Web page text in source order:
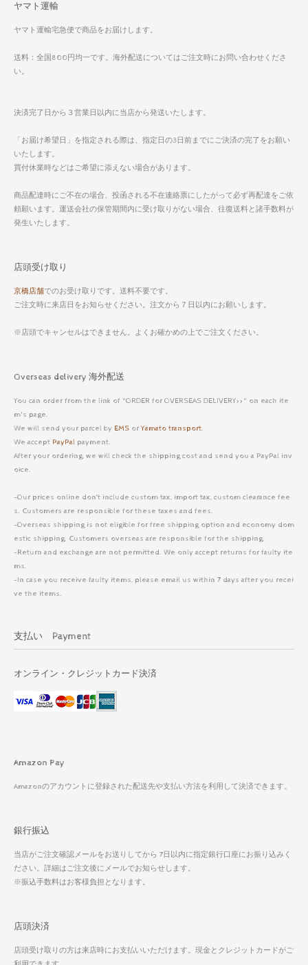
ヤマト運輸
ヤマト運輸宅急便で商品をお届けします。
送料：全国800円均一です。海外配送についてはご注文時にお問い合わせくださ
い。
決済完了日から３営業日以内に当店から発送いたします。
「お届け希望日」を指定される際は、指定日の3日前までにご決済の完了をお願い
いたします。
買付休業時などはご希望に添えない場合があります。
商品配達時にご不在の場合、投函される不在連絡票にしたがって必ず再配達をご依
頼願います。運送会社の保管期間内に受け取りがない場合、往復送料と諸手数料が
発生いたします。
店頭受け取り
京橋店舗でのお受け取りです。送料不要です。
ご注文時に来店日をお知らせください。注文から７日以内にお願いします。
※店頭でキャンセルはできません。よくお確かめの上でご注文ください。
Overseas delivery 海外配送
You can order from the link of "ORDER for OVERSEAS DELIVERY>>" on each ite
m's page.
We will send your parcel by EMS orYamato transport
We accept PayPal payment.
After your ordering, we will check the shipping cost and send you a PayPal inv
oice.
-Our prices online don’t include custom tax, import tax, custom clearance fee
s. Customers are responsible for these taxes and fees.
-Overseas shipping is not eligible for free shipping option and economy dom
estic shipping. Customers overseas are responsible for the shipping.
-Return and exchange are not permitted. We only accept returns for faulty ite
ms.
-In case you receive faulty items, please email us within 7 days after you recei
ve the items.
支払い Payment
オンライン・クレジットカード決済
Amazon Pay
Amazonのアカウントに登録された配送先や支払い方法を利用して決済できます。
銀行振込
当店がご注文確認メールをお送りしてから 7日以内に指定銀行口座にお振り込みく
ださい。詳細はご注文後にメールでお知らせします。
※振込手数料はお客様負担となります。
店頭決済
店頭受け取りの方は来店時にお支払いいただけます。現金とクレジットカードがご